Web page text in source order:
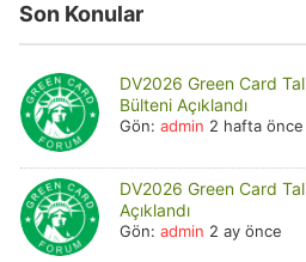
Son Konular
DV2026 Green Card
Bülteni Açıklandı
Gön: admin 2 hafta önce
DV2026 Green Card
Açıklandı
Gön: admin 2 ay önce